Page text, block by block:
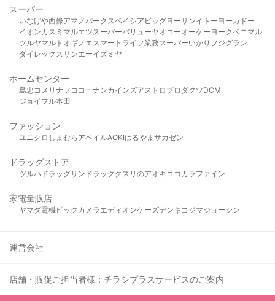
スーパー
いなげや西條アマノパークスベイシア ビッグヨーサンイトーヨーカドー
イオンカスミ マルエツスーパーバリューヤオコーオーケー ヨークベニマル
ツルヤマルト オギノ エスマート ライフ業務スーパーいかり フジグラン
ダイレックスサンエーイズミヤ
ホームセンター
島忠 コメリ ナフコ コーナンカインズアストロプロダクツDCM
ジョイフル本田
ファッション
ユニクロ しまむら アベイルAOKIはるやま サカゼン
ドラッグストア
ツルハドラッグサンドラッグクスリのアオキ ココカラファイン
家電量販店
ヤマダ電機ビックカメラ エディオンケーズデンキ コジマジョーシン
運営会社
店舗・販促ご担当者様：チラシプラスサービスのご案内